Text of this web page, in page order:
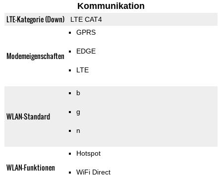
Kommunikation
LTE-Kategorie (Down) LTE CAT4
Modemeigenschaften
GPRS
EDGE
LTE
WLAN-Standard
b
g
n
WLAN-Funktionen
Hotspot
WiFi Direct